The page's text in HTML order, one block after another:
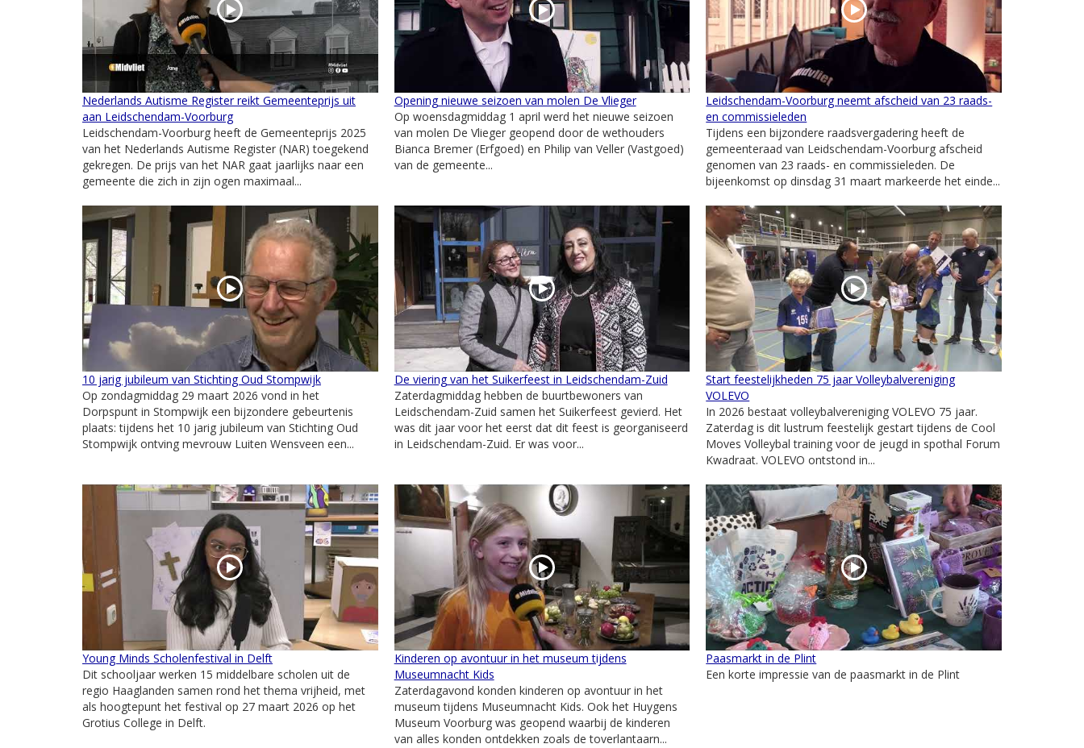
Nederlands Autisme Register reikt Gemeenteprijs uit
aan Leidschendam-Voorburg
Leidschendam-Voorburg heeft de Gemeenteprijs 2025
van het Nederlands Autisme Register (NAR) toegekend
gekregen. De prijs van het NAR gaat jaarlijks naar een
gemeente die zich in zijn ogen maximaal...
Opening nieuwe seizoen van molen De Vlieger
Op woensdagmiddag 1 april werd het nieuwe seizoen
van molen De Vlieger geopend door de wethouders
Bianca Bremer (Erfgoed) en Philip van Veller (Vastgoed)
van de gemeente...
Leidschendam-Voorburg neemt afscheid van 23 raads-
en commissieleden
Tijdens een bijzondere raadsvergadering heeft de
gemeenteraad van Leidschendam-Voorburg afscheid
genomen van 23 raads- en commissieleden. De
bijeenkomst op dinsdag 31 maart markeerde het einde...
10 jarig jubileum van Stichting Oud Stompwijk
Op zondagmiddag 29 maart 2026 vond in het
Dorpspunt in Stompwijk een bijzondere gebeurtenis
plaats: tijdens het 10 jarig jubileum van Stichting Oud
Stompwijk ontving mevrouw Luiten Wensveen een...
De viering van het Suikerfeest in Leidschendam-Zuid
Zaterdagmiddag hebben de buurtbewoners van
Leidschendam-Zuid samen het Suikerfeest gevierd. Het
was dit jaar voor het eerst dat dit feest is georganiseerd
in Leidschendam-Zuid. Er was voor...
Start feestelijkheden 75 jaar Volleybalvereniging
VOLEVO
In 2026 bestaat volleybalvereniging VOLEVO 75 jaar.
Zaterdag is dit lustrum feestelijk gestart tijdens de Cool
Moves Volleybal training voor de jeugd in spothal Forum
Kwadraat. VOLEVO ontstond in...
Young Minds Scholenfestival in Delft
Dit schooljaar werken 15 middelbare scholen uit de
regio Haaglanden samen rond het thema vrijheid, met
als hoogtepunt het festival op 27 maart 2026 op het
Grotius College in Delft.
Kinderen op avontuur in het museum tijdens
Museumnacht Kids
Zaterdagavond konden kinderen op avontuur in het
museum tijdens Museumnacht Kids. Ook het Huygens
Museum Voorburg was geopend waarbij de kinderen
van alles konden ontdekken zoals de toverlantaarn...
Paasmarkt in de Plint
Een korte impressie van de paasmarkt in de Plint